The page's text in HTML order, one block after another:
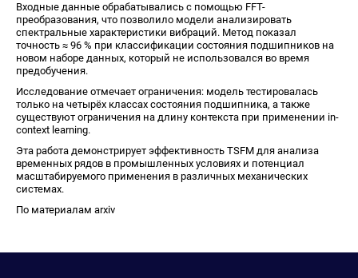
Входные данные обрабатывались с помощью FFT-
преобразования, что позволило модели анализировать
спектральные характеристики вибраций. Метод показал
точность ≈ 96 % при классификации состояния подшипников на
новом наборе данных, который не использовался во время
предобучения.
Исследование отмечает ограничения: модель тестировалась
только на четырёх классах состояния подшипника, а также
существуют ограничения на длину контекста при применении in-
context learning.
Эта работа демонстрирует эффективность TSFM для анализа
временных рядов в промышленных условиях и потенциал
масштабируемого применения в различных механических
системах.
По материалам arxiv